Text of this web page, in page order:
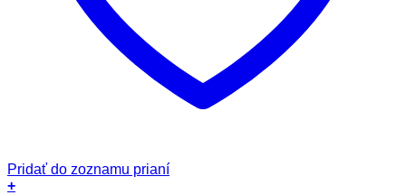
Pridať do zoznamu prianí
+